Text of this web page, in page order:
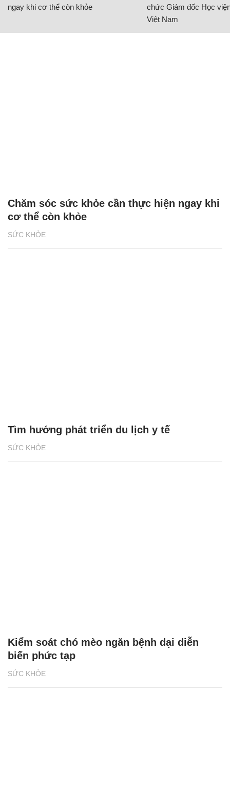
ngay khi cơ thể còn khỏe
chức Giám đốc Học
Việt Nam
SỨC KHỎE
Chăm sóc sức khỏe cần thực hiện ngay khi
cơ thể còn khỏe
SỨC KHỎE
Tìm hướng phát triển du lịch y tế
SỨC KHỎE
Kiểm soát chó mèo ngăn bệnh dại diễn
biến phức tạp